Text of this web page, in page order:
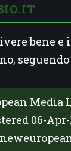
bene e
Media
06-Apr-